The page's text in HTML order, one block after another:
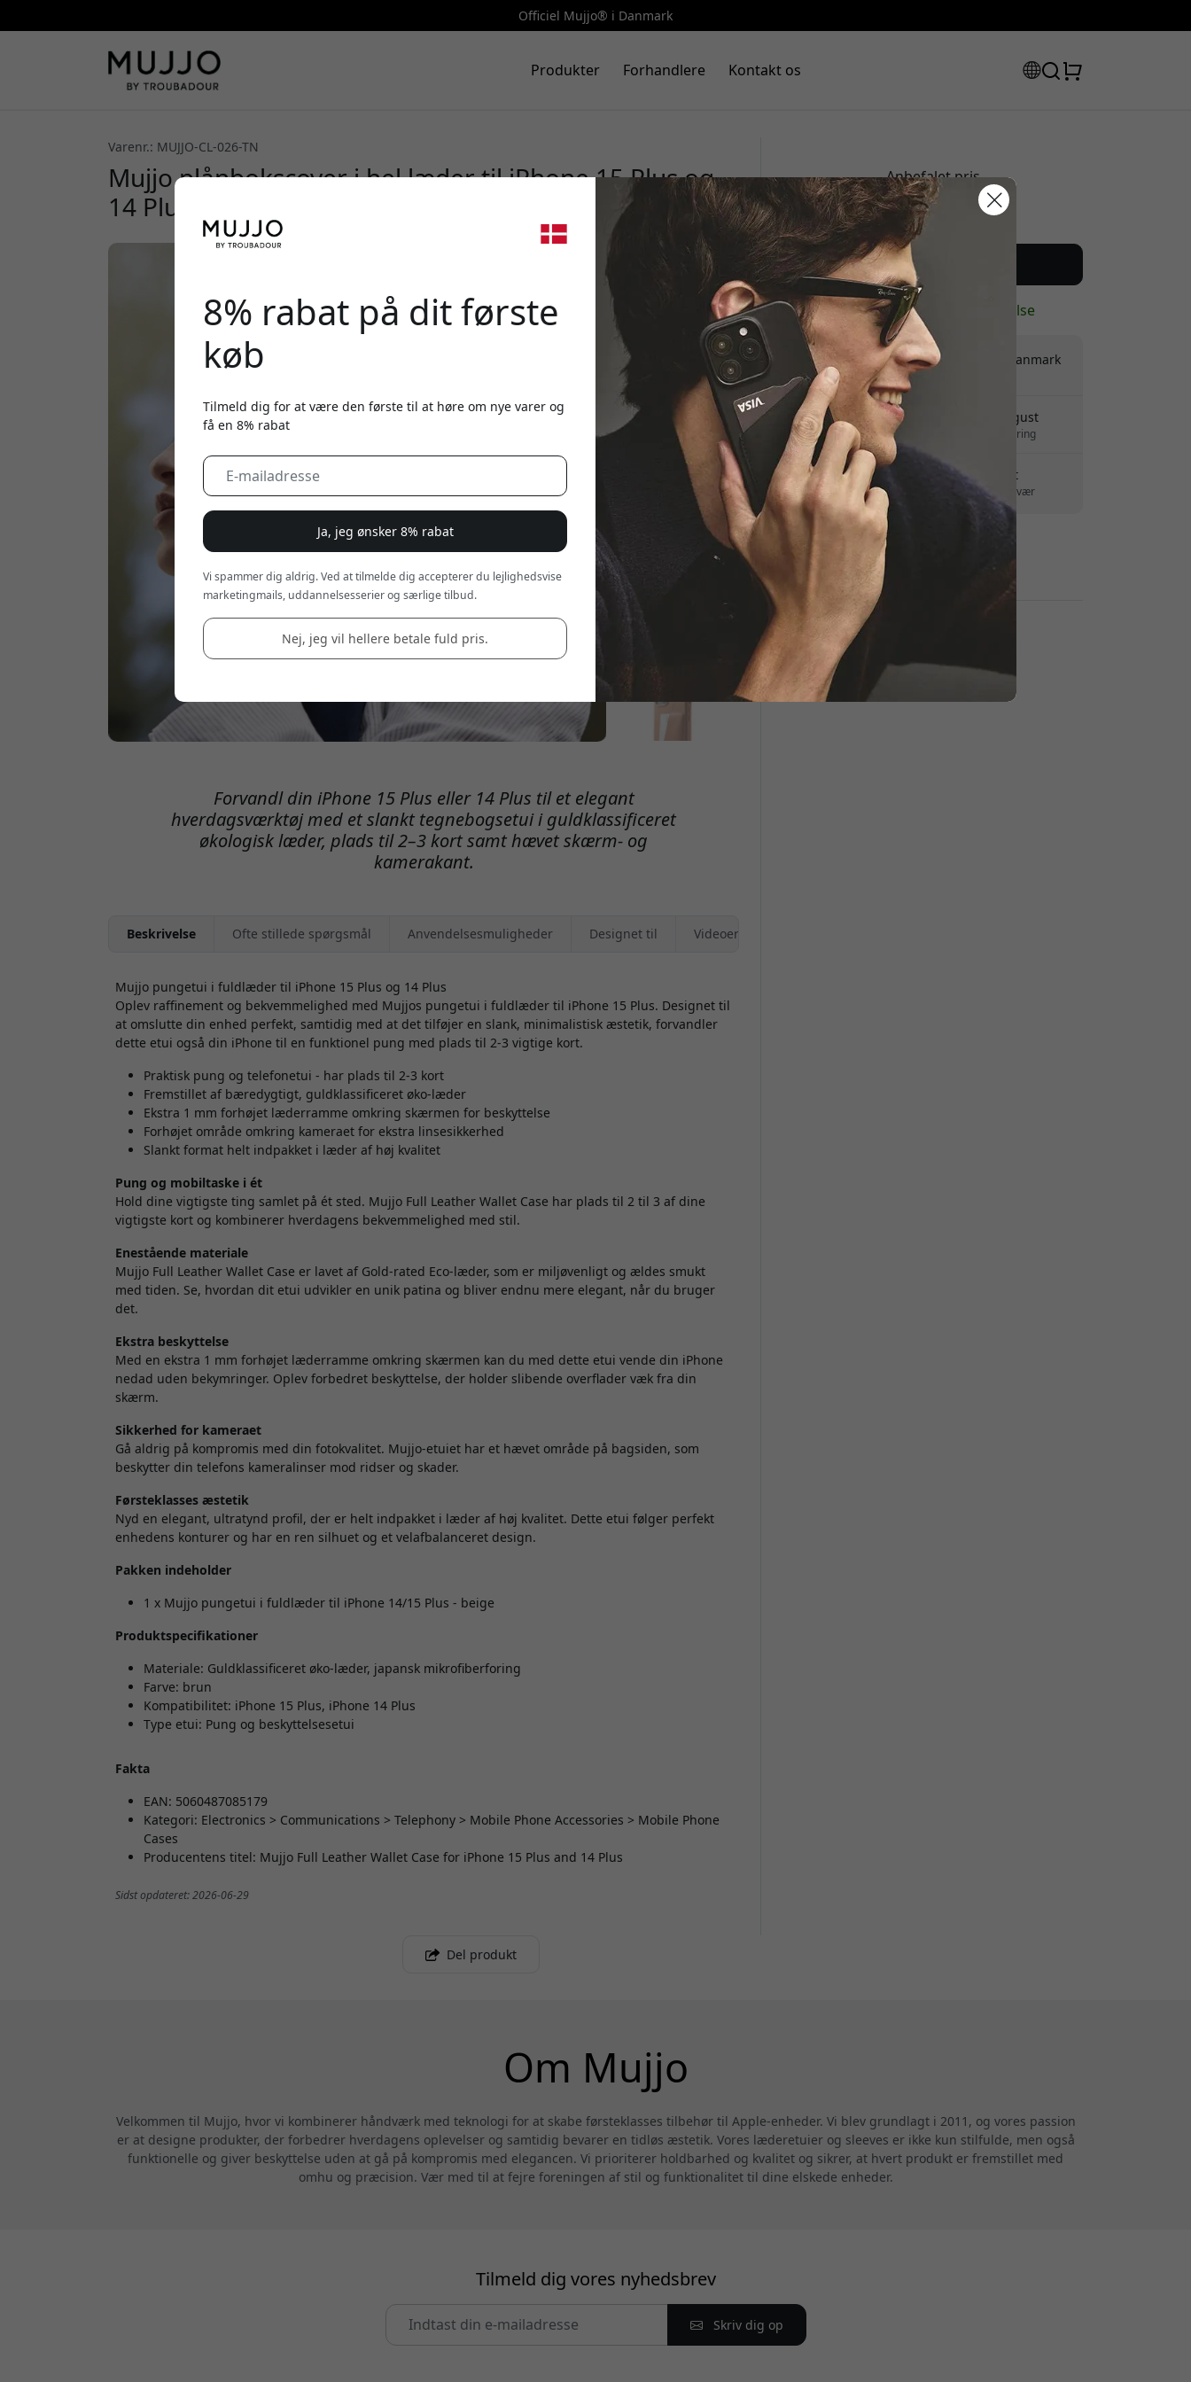
Officiel Mujjo® i Danmark
Produkter Forhandlere Kontakt os
Varenr.: MUJJO-CL-026-TN
Mujjo plånbokscover i hel læder til iPhone 15 Plus og
14 Plus med plads til 2–3 kort og beskyttelse - Beige
Forvandl din iPhone 15 Plus eller 14 Plus til et elegant
hverdagsværktøj med et slankt tegnebogsetui i guldklassificeret
økologisk læder, plads til 2–3 kort samt hævet skærm- og
kamerakant.
Beskrivelse Ofte stillede spørgsmål Anvendelsesmuligheder Designet til Videoer
Mujjo pungetui i fuldlæder til iPhone 15 Plus og 14 Plus
Oplev raffinement og bekvemmelighed med Mujjos pungetui i fuldlæder til iPhone 15 Plus. Designet til
at omslutte din enhed perfekt, samtidig med at det tilføjer en slank, minimalistisk æstetik, forvandler
dette etui også din iPhone til en funktionel pung med plads til 2-3 vigtige kort.
Praktisk pung og telefonetui - har plads til 2-3 kort
Fremstillet af bæredygtigt, guldklassificeret øko-læder
Ekstra 1 mm forhøjet læderramme omkring skærmen for beskyttelse
Forhøjet område omkring kameraet for ekstra linsesikkerhed
Slankt format helt indpakket i læder af høj kvalitet
Pung og mobiltaske i ét
Hold dine vigtigste ting samlet på ét sted. Mujjo Full Leather Wallet Case har plads til 2 til 3 af dine
vigtigste kort og kombinerer hverdagens bekvemmelighed med stil.
Enestående materiale
Mujjo Full Leather Wallet Case er lavet af Gold-rated Eco-læder, som er miljøvenligt og ældes smukt
med tiden. Se, hvordan dit etui udvikler en unik patina og bliver endnu mere elegant, når du bruger
det.
Ekstra beskyttelse
Med en ekstra 1 mm forhøjet læderramme omkring skærmen kan du med dette etui vende din iPhone
nedad uden bekymringer. Oplev forbedret beskyttelse, der holder slibende overflader væk fra din
skærm.
Sikkerhed for kameraet
Gå aldrig på kompromis med din fotokvalitet. Mujjo-etuiet har et hævet område på bagsiden, som
beskytter din telefons kameralinser mod ridser og skader.
Førsteklasses æstetik
Nyd en elegant, ultratynd profil, der er helt indpakket i læder af høj kvalitet. Dette etui følger perfekt
enhedens konturer og har en ren silhuet og et velafbalanceret design.
Pakken indeholder
1 x Mujjo pungetui i fuldlæder til iPhone 14/15 Plus - beige
Produktspecifikationer
Materiale: Guldklassificeret øko-læder, japansk mikrofiberforing
Farve: brun
Kompatibilitet: iPhone 15 Plus, iPhone 14 Plus
Type etui: Pung og beskyttelsesetui
Fakta
EAN: 5060487085179
Kategori: Electronics > Communications > Telephony > Mobile Phone Accessories > Mobile Phone
Cases
Producentens titel: Mujjo Full Leather Wallet Case for iPhone 15 Plus and 14 Plus
Sidst opdateret: 2026-06-29
Anbefalet pris
249 DKK
På lager - klar til afsendelse
Forsendelse af 49 DKK i Danmark
Ingen skjulte gebyrer
Levering 10-12 august
Hurtig og sporbar levering
30 dages returret
Nem retur - intet besvær
Sikre betalinger med kryptering
Del produkt
Om Mujjo
Velkommen til Mujjo, hvor vi kombinerer håndværk med teknologi for at skabe førsteklasses tilbehør til Apple-enheder. Vi blev grundlagt i 2011, og vores passion
er at designe produkter, der forbedrer hverdagens oplevelser og samtidig bevarer en tidløs æstetik. Vores læderetuier og sleeves er ikke kun stilfulde, men også
funktionelle og giver beskyttelse uden at gå på kompromis med elegancen. Vi prioriterer holdbarhed og kvalitet og sikrer, at hvert produkt er fremstillet med
omhu og præcision. Vær med til at fejre foreningen af stil og funktionalitet til dine elskede enheder.
Tilmeld dig vores nyhedsbrev
Skriv dig op
8% rabat på dit første
køb
Tilmeld dig for at være den første til at høre om nye varer og
få en 8% rabat
Ja, jeg ønsker 8% rabat
Vi spammer dig aldrig. Ved at tilmelde dig accepterer du lejlighedsvise
marketingmails, uddannelsesserier og særlige tilbud.
Nej, jeg vil hellere betale fuld pris.
🎉 Din rabatkode:
Brug denne kode ved kassen for at få 8% rabat.